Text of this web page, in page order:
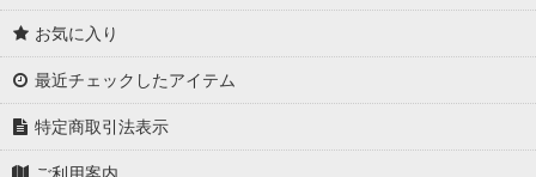
お気に入り
最近チェックしたアイテム
特定商取引法表示
ご利用案内